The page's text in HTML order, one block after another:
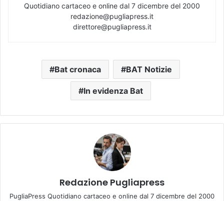
Quotidiano cartaceo e online dal 7 dicembre del 2000
redazione@pugliapress.it
direttore@pugliapress.it
Bat cronaca BAT Notizie
In evidenza Bat
Redazione Pugliapress
PugliaPress Quotidiano cartaceo e online dal 7 dicembre del 2000